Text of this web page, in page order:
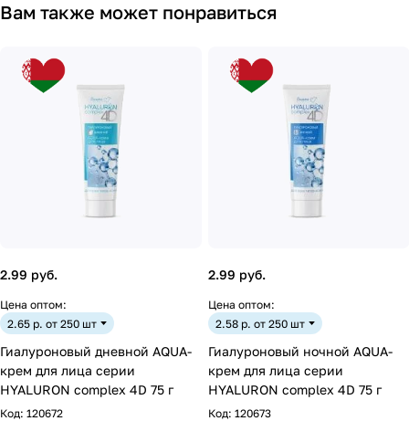
Вам также может понравиться
2.99 руб.
Цена оптом:
2.65 р. от 250 шт
Гиалуроновый дневной AQUA-
крем для лица серии
HYALURON complex 4D 75 г
Код: 120672
2.99 руб.
Цена оптом:
2.58 р. от 250 шт
Гиалуроновый ночной AQUA-
крем для лица серии
HYALURON complex 4D 75 г
Код: 120673